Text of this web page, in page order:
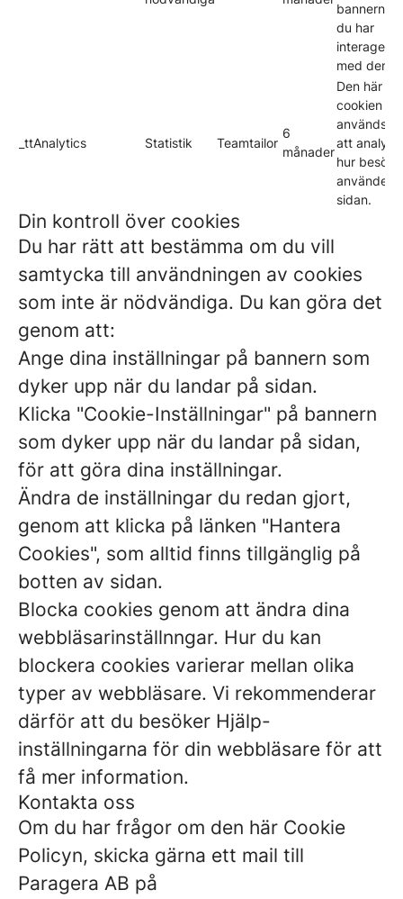
bannern
du har
interagerat
med den.
_ttAnalytics Statistik Teamtailor
6
månader
Den här
cookien
används
att
hur
använder
sidan.
Din kontroll över cookies
Du har rätt att bestämma om du vill
samtycka till användningen av cookies
som inte är nödvändiga. Du kan göra det
genom att:
Ange dina inställningar på bannern som
dyker upp när du landar på sidan.
Klicka "Cookie-Inställningar" på bannern
som dyker upp när du landar på sidan,
för att göra dina inställningar.
Ändra de inställningar du redan gjort,
genom att klicka på länken "Hantera
Cookies", som alltid finns tillgänglig på
botten av sidan.
Blocka cookies genom att ändra dina
webbläsarinställnngar. Hur du kan
blockera cookies varierar mellan olika
typer av webbläsare. Vi rekommenderar
därför att du besöker Hjälp-
inställningarna för din webbläsare för att
få mer information.
Kontakta oss
Om du har frågor om den här Cookie
Policyn, skicka gärna ett mail till
Paragera AB på